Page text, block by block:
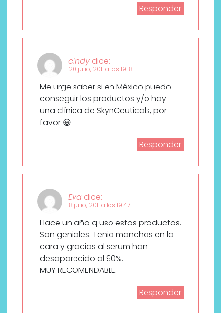
Responder
cindy dice:
20 julio, 2011 a las 19:18
Me urge saber si en México puedo
conseguir los productos y/o hay
una clínica de SkynCeuticals, por
favor 😀
Responder
Eva dice:
8 julio, 2011 a las 19:47
Hace un año q uso estos productos.
Son geniales. Tenia manchas en la
cara y gracias al serum han
desaparecido al 90%.
MUY RECOMENDABLE.
Responder